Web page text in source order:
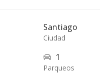
Santiago
Ciudad
1
Parqueos